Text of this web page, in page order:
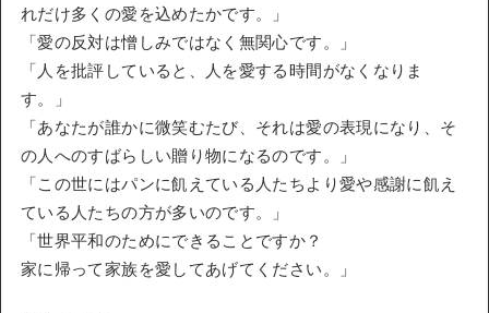
れだけ多くの愛を込めたかです。」
「愛の反対は憎しみではなく無関心です。」
「人を批評していると、人を愛する時間がなくなりま
す。」
「あなたが誰かに微笑むたび、それは愛の表現になり、そ
の人へのすばらしい贈り物になるのです。」
「この世にはパンに飢えている人たちより愛や感謝に飢え
ている人たちの方が多いのです。」
「世界平和のためにできることですか？
家に帰って家族を愛してあげてください。」